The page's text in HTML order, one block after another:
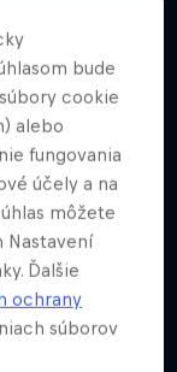
(2020)
bude
cookie
alebo
fungovania
účely a na
môžete
Ďalšie
ochrany
súborov